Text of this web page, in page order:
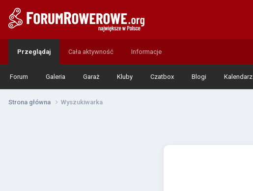
Przeglądaj
Forum Galeria Garaż Kluby Czatbox Blogi Kalendarz
Cała aktywność Informacje
Strona główna Wyszukiwarka